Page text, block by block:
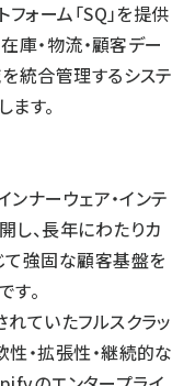
ォーム「SQ」を提供
庫・物流・顧客デー
統合管理するシステ
す。
ンナーウェア・インテ
し、長年にわたりカ
て強固な顧客基盤を
。
ていたフルスクラッ
・拡張性・継続的な